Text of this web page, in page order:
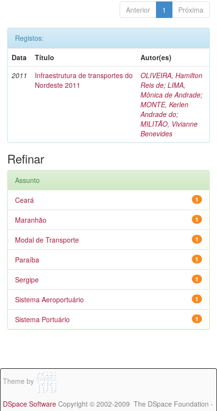
Anterior 1 Próxima
Registos:
Data
Título
Autor(es)
2011
Infraestrutura de transportes do
Nordeste 2011
OLIVEIRA, Hamilton
Reis de; LIMA,
Mônica de Andrade;
MONTE, Kerlen
Andrade do;
MILITÃO, Vivianne
Benevides
Refinar
Assunto
1
Ceará
1
Maranhão
1
Modal de Transporte
1
Paraíba
1
Sergipe
1
Sistema Aeroportuário
1
Sistema Portuário
Theme by
DSpace Software Copyright © 2002-2009 The DSpace Foundation -